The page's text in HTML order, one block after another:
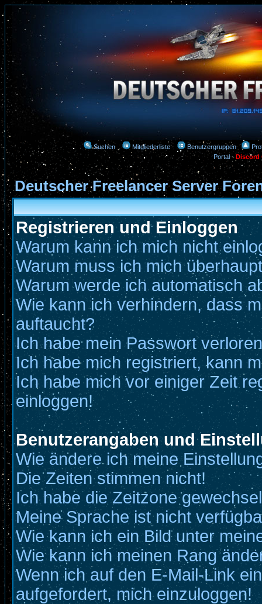
Suchen Mitgliederliste Benutzergruppen
Portal-Discord
Deutscher Freelancer Server
Registrieren und Einloggen
Warum kann ich mich nicht
Warum muss ich mich
Warum werde ich automatisch
Wie kann ich verhindern, dass
auftaucht?
Ich habe mein Passwort
Ich habe mich registriert, kann
Ich habe mich vor einiger Zeit
einloggen!
Benutzerangaben und
Wie ändere ich meine
Die Zeiten stimmen nicht!
Ich habe die Zeitzone
Meine Sprache ist nicht
Wie kann ich ein Bild unter
Wie kann ich meinen Rang
Wenn ich auf den E-Mail-Link
aufgefordert, mich einzuloggen!